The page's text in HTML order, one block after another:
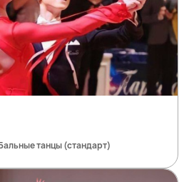
танцы (стандарт)